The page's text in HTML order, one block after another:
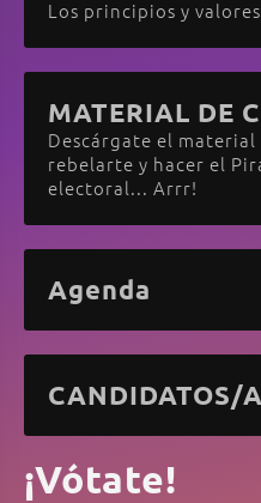
Los principios y
MATERIAL DE
Descárgate el material
rebelarte y hacer el
electoral... Arrr!
Agenda
CANDIDATOS/
¡Vótate!